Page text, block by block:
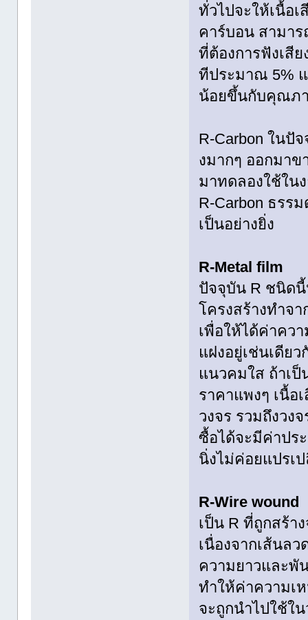
ทั่วไปจะให้เนื้อ
คาร์บอน สามาร
ที่ต้องการฟังเสี
ทีประมาณ 5%
น้อยขึ้นกับคุณภ
R-Carbon ใน
งมากๆ ออกมาข
มาทดลองใช้ใน
R-Carbon ธรร
เป็นอย่างยิ่ง
R-Metal film
ปัจจุบัน R ชนิดนี้
โครงสร้างทำจ
เพื่อให้ได้ค่าคว
แฝงอยู่เช่นเดียว
แนวคมใส ถ้าเป็
ราคาแพงๆ เนื้อ
วงจร รวมถึงวง
ซื้อได้จะมีค่าปร
นิ่งไม่ค่อยแปรเ
R-Wire wound
เป็น R ที่ถูกสร้า
เนื่องจากเส้นล
ความยาวและพั
ทำให้ค่าความเ
จะถูกนำไปใช้ใ